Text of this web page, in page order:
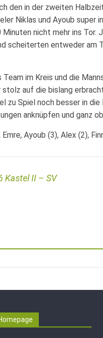
den in der zweiten
Niklas und Ayoub super
nicht mehr ins Tor.
scheiterten entweder am
im Kreis und die
auf die bislang
zu Spiel noch besser in
anknüpfen und ganz
Ayoub (3), Alex (2),
Kastel II – SV